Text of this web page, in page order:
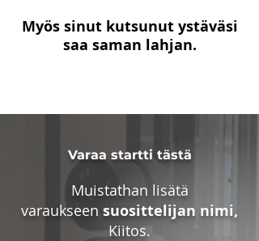
Myös sinut kutsunut ystäväsi
saa saman lahjan.
Varaa startti tästä
Muistathan lisätä
varaukseen suosittelijan nimi,
Kiitos.